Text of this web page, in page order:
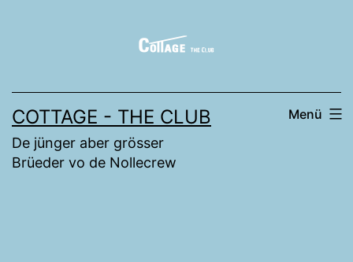
COTTAGE - THE CLUB
De jünger aber grösser
Brüeder vo de Nollecrew
Menü